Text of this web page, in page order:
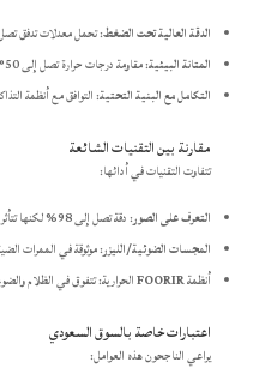
الدقة العالية تحت الضغط: تحمل معدلات تدفق تصل إلى 100 شخص/دقيقة مع
المتانة البيئية: مقاومة درجات حرارة تصل إلى 50°م ورياح محملة بالأتربة.
التكامل مع البنية التحتية: التوافق مع أنظمة
مقارنة بين التقنيات الشائعة
تتفاوت التقنيات في أدائها:
التعرف على الصور: دقة تصل إلى 98% لكنها تتأثر بالإضاءة والظل.
المجسات الضوئية/الليزر: موثوقة في الممرات
أنظمةFOORIRالحرارية: تتفوق في الظلام
اعتبارات خاصة بالسوق السعودي
يراعي الناجحون هذه العوامل: